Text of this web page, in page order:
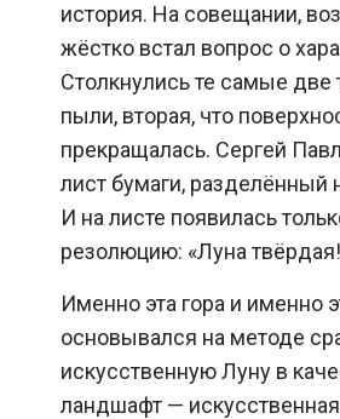
история. На совещании,
жёстко встал вопрос о
Столкнулись те самые
пыли, вторая, что
прекращалась. Сергей
лист бумаги, разделённый
И на листе появилась
резолюцию: «Луна
Именно эта гора и именно
основывался на методе
искусственную Луну в
ландшафт —